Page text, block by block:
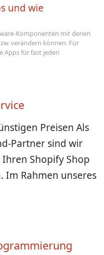
und wie
Komponenten mit denen
verändern können. Für
Apps für fast jeden
Preisen Als
Partner sind wir
Shopify Shop
Im Rahmen unseres